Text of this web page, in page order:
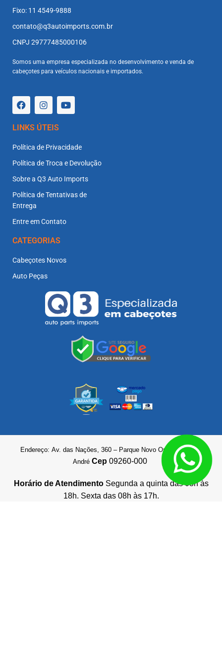
LINKS ÚTEIS
Política de Privacidade
Política de Troca e Devolução
Sobre a Q3 Auto Imports
Política de Tentativas de
Entrega
Entre em Contato
CATEGORIAS
Cabeçotes Novos
Auto Peças
Fixo: 11 4549-9888
contato@q3autoimports.com.br
CNPJ 29777485000106
Somos uma empresa especializada no desenvolvimento e venda de
cabeçotes para veículos nacionais e importados.
Endereço: Av. das Nações, 360 – Parque Novo Oratório, Santo
André Cep 09260-000
Horário de Atendimento Segunda a quinta das 08h às
18h. Sexta das 08h às 17h.